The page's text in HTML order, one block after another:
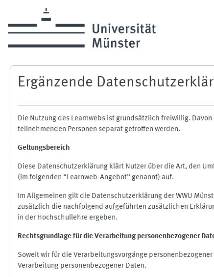
Ergänzende
Die Nutzung des Learnwebs ist grundsätzlich freiwillig.
teilnehmenden Personen separat getroffen werden.
Geltungsbereich
Diese Datenschutzerklärung klärt Nutzer über die Art, den
(im folgenden “Learnweb-Angebot” genannt) auf.
Im Allgemeinen gilt die Datenschutzerklärung der WWU
zusätzlich die nachfolgend aufgeführten zusätzlichen
in der Hochschullehre ergeben.
Rechtsgrundlage für die Verarbeitung personenbezogener
Soweit wir für die Verarbeitungsvorgänge
Verarbeitung personenbezogener Daten.